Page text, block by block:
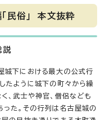
民俗」 本文抜粋
説
城下における最大の公式行
たように城下の町々から繰
、武士や神官、僧侶なども
た。その行列は名古屋城の